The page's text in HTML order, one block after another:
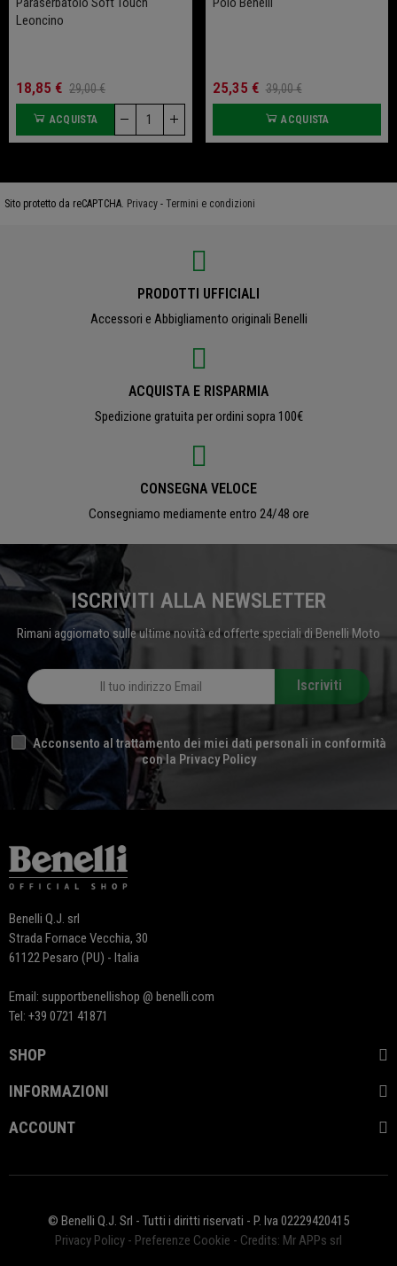
Leoncino
18,85 € 29,00 €
ACQUISTA
25,35 € 39,00 €
ACQUISTA
Sito protetto da reCAPTCHA. Privacy - Termini e condizioni
PRODOTTI UFFICIALI
Accessori e Abbigliamento originali Benelli
ACQUISTA E RISPARMIA
Spedizione gratuita per ordini sopra 100€
CONSEGNA VELOCE
Consegniamo mediamente entro 24/48 ore
ISCRIVITI ALLA NEWSLETTER
Rimani aggiornato sulle ultime novità ed offerte speciali di Benelli Moto
Iscriviti
Acconsento al trattamento dei miei dati personali in conformità
con la Privacy Policy
Benelli Q.J. srl
Strada Fornace Vecchia, 30
61122 Pesaro (PU) - Italia
Email: supportbenellishop @ benelli.com
Tel: +39 0721 41871
SHOP
INFORMAZIONI
ACCOUNT
© Benelli Q.J. Srl - Tutti i diritti riservati - P. Iva 02229420415
Privacy Policy - Preferenze Cookie - Credits: Mr APPs srl